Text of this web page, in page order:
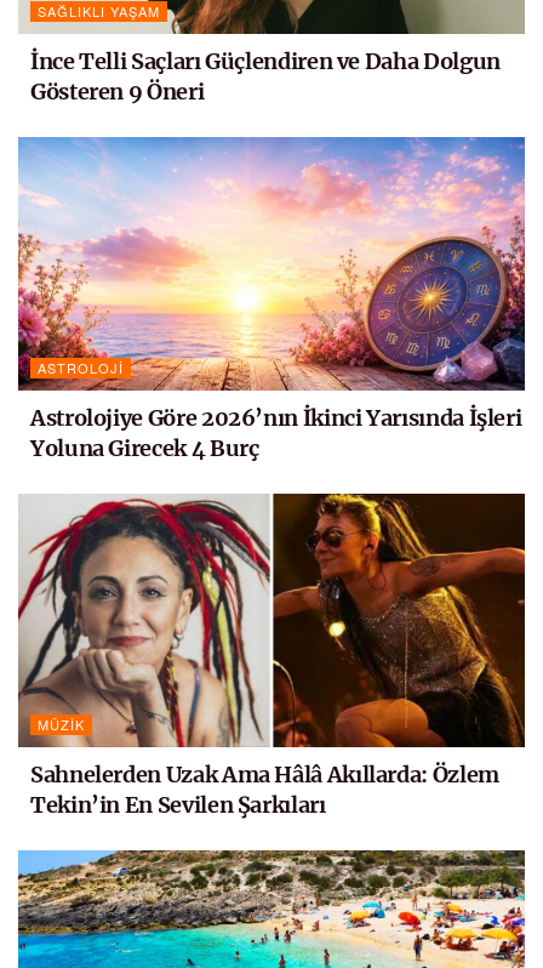
SAĞLIKLI YAŞAM
İnce Telli Saçları Güçlendiren ve Daha Dolgun
Gösteren 9 Öneri
ASTROLOJI
Astrolojiye Göre 2026’nın İkinci Yarısında İşleri
Yoluna Girecek 4 Burç
MÜZIK
Sahnelerden Uzak Ama Hâlâ Akıllarda: Özlem
Tekin’in En Sevilen Şarkıları